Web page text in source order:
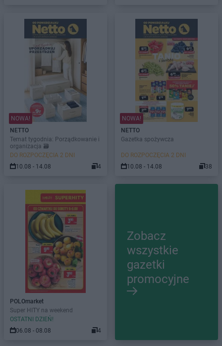
NOWA!
NETTO
Temat tygodnia: Porządkowanie i
organizacja 🗃️
DO ROZPOCZĘCIA 2 DNI
10.08 - 14.08
4
NOWA!
NETTO
Gazetka spożywcza
DO ROZPOCZĘCIA 2 DNI
10.08 - 14.08
38
POLOmarket
Super HITY na weekend
OSTATNI DZIEŃ!
06.08 - 08.08
4
Zobacz
wszystkie
gazetki
promocyjne